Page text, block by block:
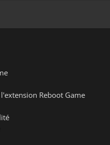
Reboot Game